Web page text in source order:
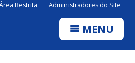
Restrita Administradores do Site
MENU